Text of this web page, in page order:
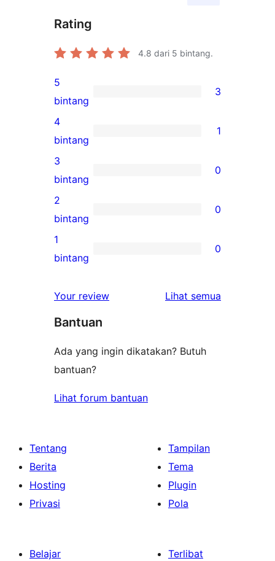
Rating
4.8 dari 5 bintang.
3
ulasan
5-
bintang
5
bintang
3
1
ulasan
4-
bintang
4
bintang
1
0
ulasan
3-
bintang
3
bintang
0
0
ulasan
2-
2
bintang
0
0
1-
1
bintang
0
Your review Lihat semua
Bantuan
Ada yang ingin dikatakan? Butuh
bantuan?
Lihat forum bantuan
Tentang
Berita
Hosting
Privasi
Tampilan
Tema
Plugin
Pola
Belajar
Terlibat